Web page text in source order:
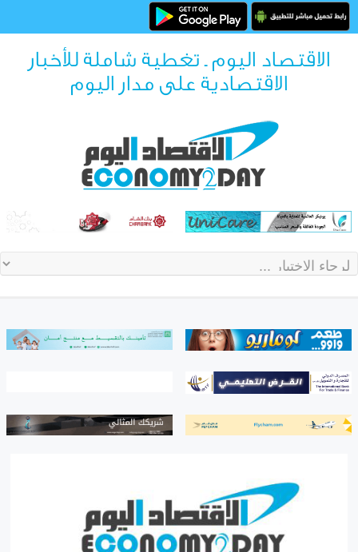
الاقتصاد اليوم ـ تغطية شاملة للأخبار
الاقتصادية على مدار اليوم